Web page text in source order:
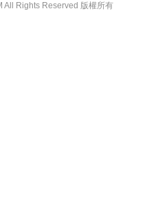
All Rights Reserved 版權所有